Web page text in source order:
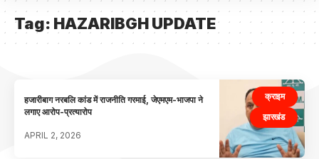
Tag: HAZARIBGH UPDATE
क्राइम
झारखंड
हजारीबाग नरबलि कांड में राजनीति गरमाई, जेएमएम-भाजपा ने
लगाए आरोप-प्रत्यारोप
APRIL 2, 2026